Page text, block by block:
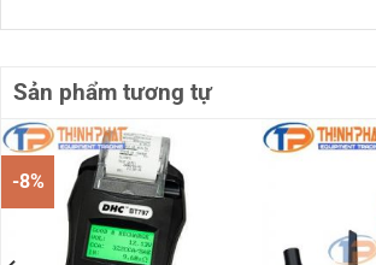
Sản phẩm tương tự
-8%